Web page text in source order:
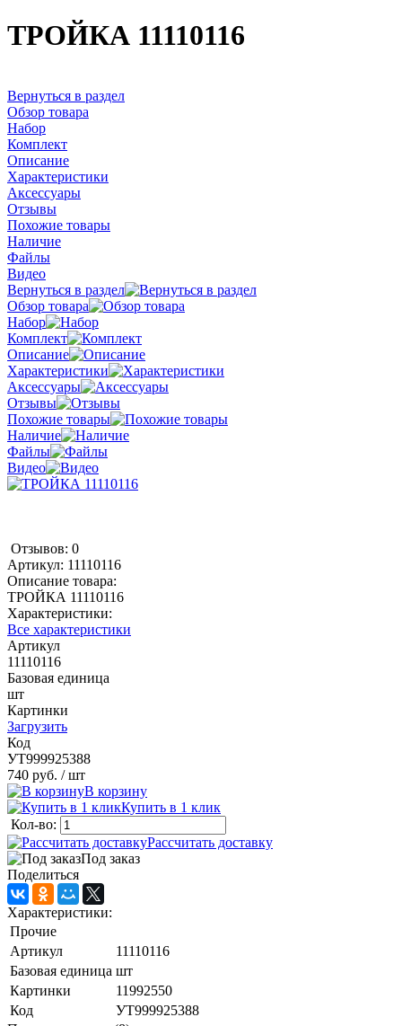
ТРОЙКА 11110116
Вернуться в раздел
Обзор товара
Набор
Комплект
Описание
Характеристики
Аксессуары
Отзывы
Похожие товары
Наличие
Файлы
Видео
Вернуться в раздел
Обзор товара
Набор
Комплект
Описание
Характеристики
Аксессуары
Отзывы
Похожие товары
Наличие
Файлы
Видео
Отзывов: 0
Артикул: 11110116
Описание товара:
ТРОЙКА 11110116
Характеристики:
Все характеристики
Артикул
11110116
Базовая единица
шт
Картинки
Загрузить
Код
УТ999925388
740 руб. / шт
В корзину
Купить в 1 клик
Кол-во:
Рассчитать доставку
Под заказ
Поделиться
Характеристики:
Прочие
Артикул
11110116
Базовая единица шт
Картинки
11992550
Код
УТ999925388